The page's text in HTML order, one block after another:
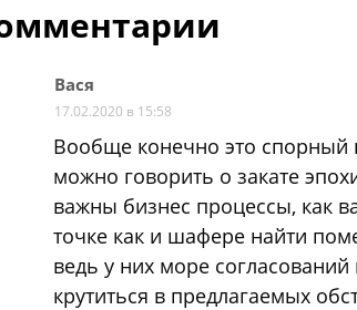
Вася
17.02.2020 в 15:58
Вообще конечно это спорный
можно говорить о закате
важны бизнес процессы, как
точке как и шафере найти
ведь у них море
крутиться в предлагаемых